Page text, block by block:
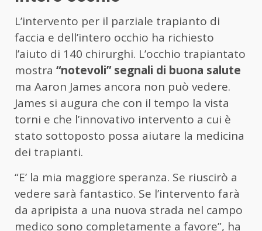
L’intervento per il parziale trapianto di
faccia e dell’intero occhio ha richiesto
l’aiuto di 140 chirurghi. L’occhio trapiantato
mostra “notevoli” segnali di buona salute
ma Aaron James ancora non può vedere.
James si augura che con il tempo la vista
torni e che l’innovativo intervento a cui è
stato sottoposto possa aiutare la medicina
dei trapianti.
“E’ la mia maggiore speranza. Se riuscirò a
vedere sarà fantastico. Se l’intervento farà
da apripista a una nuova strada nel campo
medico sono completamente a favore”, ha